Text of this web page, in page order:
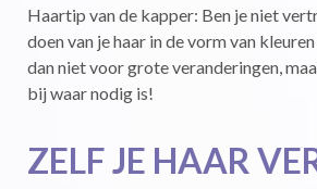
Haartip van de kapper: Ben je niet
doen van je haar in de vorm van
dan niet voor grote veranderingen,
bij waar nodig is!
ZELF JE HAAR